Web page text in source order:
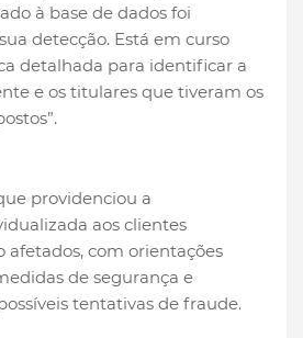
à base de dados foi
detecção. Está em curso
detalhada para identificar a
e os titulares que tiveram os
providenciou a
aos clientes
afetados, com orientações
de segurança e
tentativas de fraude.